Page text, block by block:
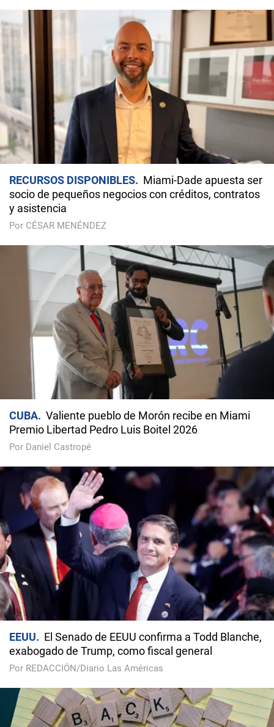
RECURSOS DISPONIBLES
Miami-Dade apuesta ser
socio de pequeños negocios con créditos, contratos
y asistencia
Por CÉSAR MENÉNDEZ
CUBA
Valiente pueblo de Morón recibe en Miami
Premio Libertad Pedro Luis Boitel 2026
Por Daniel Castropé
EEUU
El Senado de EEUU confirma a Todd Blanche,
exabogado de Trump, como fiscal general
Por REDACCIÓN/Diario Las Américas